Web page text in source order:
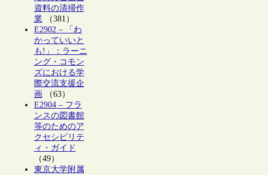
資料の清掃作
業（381）
E2902 – 「わ
かっていいと
も!」：ラーニ
ング・コモン
ズにおける学
際交流支援企
画 （63）
E2904 – フラ
ンスの図書館
等のためのア
クセシビリテ
ィ・ガイド
（49）
東京大学附属